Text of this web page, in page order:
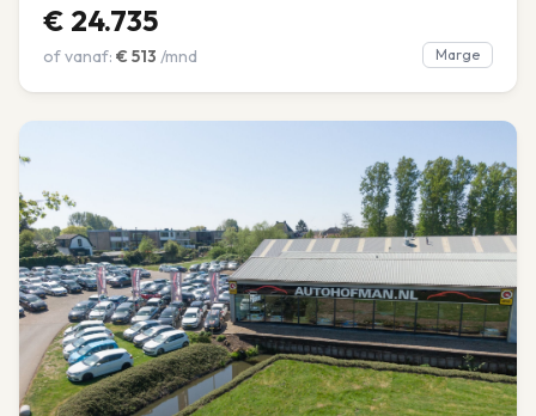
€ 24.735
of vanaf: € 513 /mnd Marge